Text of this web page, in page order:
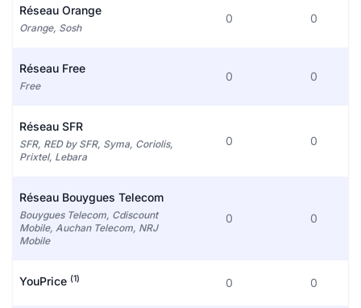
Réseau Orange
Orange, Sosh
0 0
Réseau Free
Free
0 0
Réseau SFR
SFR, RED by SFR, Syma, Coriolis,
Prixtel, Lebara
0 0
Réseau Bouygues Telecom
Bouygues Telecom, Cdiscount
Mobile, Auchan Telecom, NRJ
Mobile
0 0
YouPrice (1) 0 0